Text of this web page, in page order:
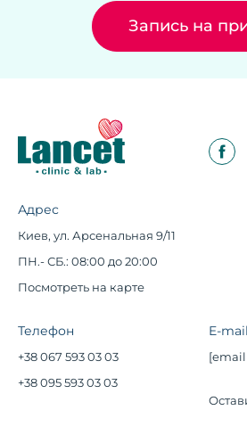
Запись на
Адрес
Киев, ул. Арсенальная 9/11
ПН.- СБ.: 08:00 до 20:00
Посмотреть на карте
Телефон
+38 067 593 03 03
+38 095 593 03 03
E-mail